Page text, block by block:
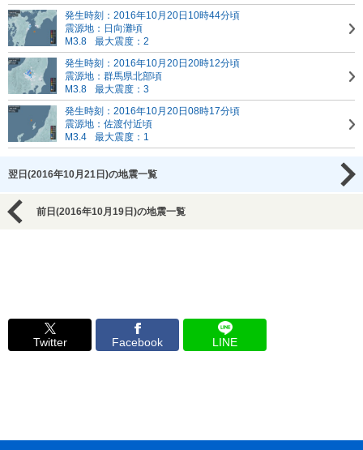
発生時刻：2016年10月20日10時44分頃
震源地：日向灘頃
M3.8
最大震度：2
発生時刻：2016年10月20日20時12分頃
震源地：群馬県北部頃
M3.8
最大震度：3
発生時刻：2016年10月20日08時17分頃
震源地：佐渡付近頃
M3.4
最大震度：1
翌日(2016年10月21日)の地震一覧
前日(2016年10月19日)の地震一覧
Twitter Facebook LINE